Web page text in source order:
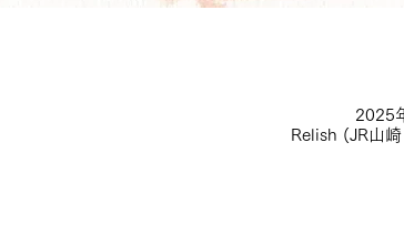
2025
Relish (JR山